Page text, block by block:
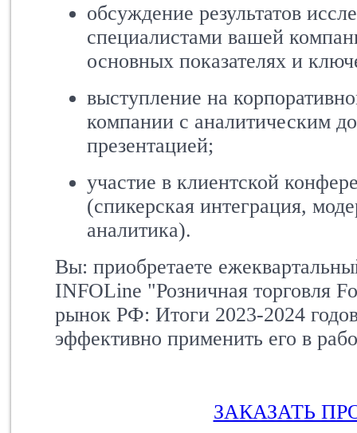
обсуждение результатов
специалистами вашей
основных показателях и
выступление на
компании с аналитическим
презентацией;
участие в клиентской
(спикерская интеграция,
аналитика).
Вы: приобретаете
INFOLine "Розничная торговля
рынок РФ: Итоги 2023-2024
эффективно применить его в
ЗАКАЗАТЬ